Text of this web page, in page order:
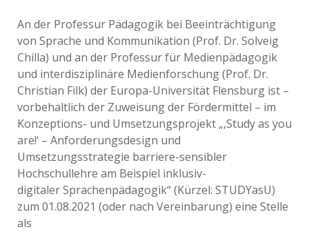
An der Professur Pädagogik bei Beeinträchtigung
von Sprache und Kommunikation (Prof. Dr. Solveig
Chilla) und an der Professur für Medienpädagogik
und interdisziplinäre Medienforschung (Prof. Dr.
Christian Filk) der Europa-Universität Flensburg ist –
vorbehaltlich der Zuweisung der Fördermittel – im
Konzeptions- und Umsetzungsprojekt „‚Study as you
are!‘ – Anforderungsdesign und
Umsetzungsstrategie barriere-sensibler
Hochschullehre am Beispiel inklusiv-
digitaler Sprachenpädagogik“ (Kürzel: STUDYasU)
zum 01.08.2021 (oder nach Vereinbarung) eine Stelle
als